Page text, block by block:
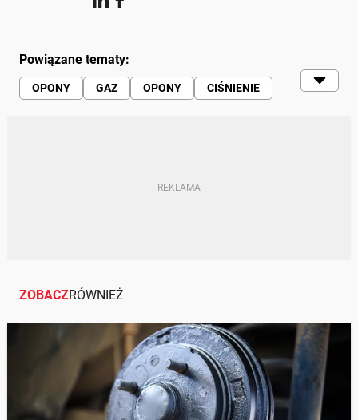
Powiązane tematy:
OPONY GAZ OPONY
CIŚNIENIE
ZOBACZRÓWNIEŻ